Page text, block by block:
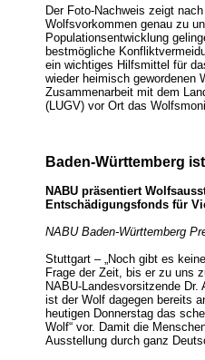
Der Foto-Nachweis zeigt
Wolfsvorkommen genau zu
Populationsentwicklung
bestmögliche
ein wichtiges Hilfsmittel für
wieder heimisch gewordenen
Zusammenarbeit mit dem
(LUGV) vor Ort das
Baden-Württemberg
NABU präsentiert
Entschädigungsfonds für
NABU Baden-Württemberg
Stuttgart – „Noch gibt es
Frage der Zeit, bis er zu uns
NABU-Landesvorsitzende
ist der Wolf dagegen bereits
heutigen Donnerstag das
Wolf“ vor. Damit die
Ausstellung durch ganz